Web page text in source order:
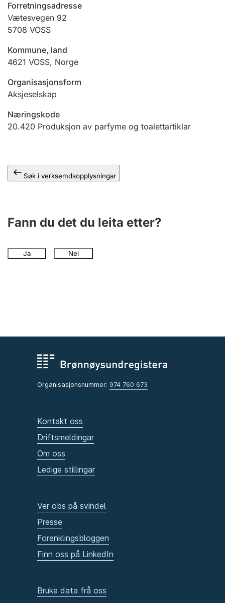
Jeger
Ektepaktrettleiaren
Andre tema
Forretningsadresse
Vætesvegen 92
5708 VOSS
Kommune, land
4621 VOSS, Norge
Organisasjonsform
Aksjeselskap
Næringskode
20.420 Produksjon av parfyme og toalettartiklar
Søk i verksemdsopplysningar
Fann du det du leita etter?
Ja Nei
Organisasjonsnummer: 974 760 673
Kontakt oss
Driftsmeldingar
Om oss
Ledige stillingar
Ver obs på svindel
Presse
Forenklingsbloggen
Finn oss på LinkedIn
Bruke data frå oss